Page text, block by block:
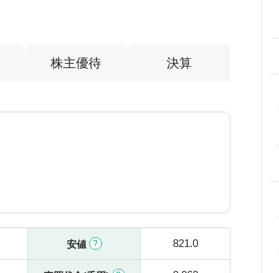
株主優待 決算
安値 821.0